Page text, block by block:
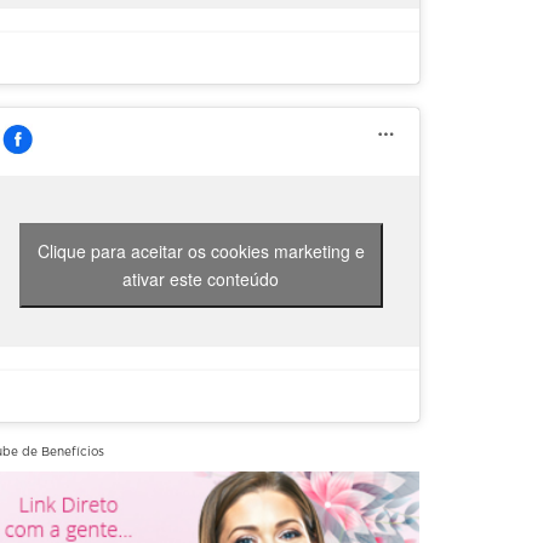
Clique para aceitar os cookies marketing e
ativar este conteúdo
de Benefícios